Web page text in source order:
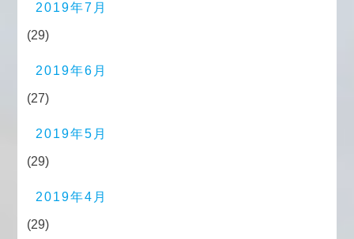
2019年7月
(29)
2019年6月
(27)
2019年5月
(29)
2019年4月
(29)